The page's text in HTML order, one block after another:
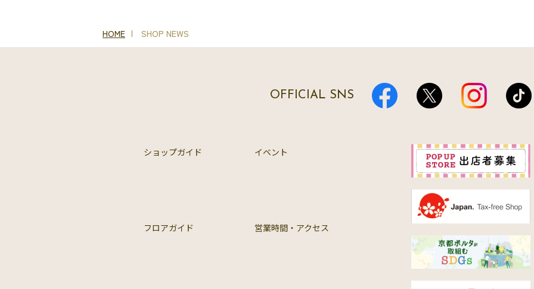
HOME SHOP NEWS
OFFICIAL SNS
ショップガイド イベント
フロアガイド 営業時間・アクセス